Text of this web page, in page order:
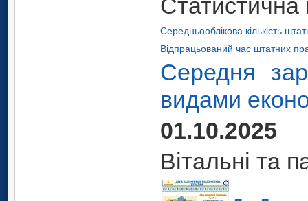
Статистична
Середньооблікова кількість
Відпрацьований час штатних
Середня
видами
01.10.2025
Вітальні та